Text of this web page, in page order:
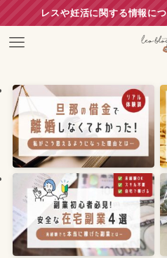
レスや妊活に関する情報に